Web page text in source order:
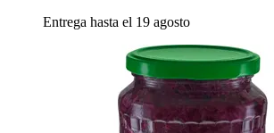
Entrega hasta el 19 agosto